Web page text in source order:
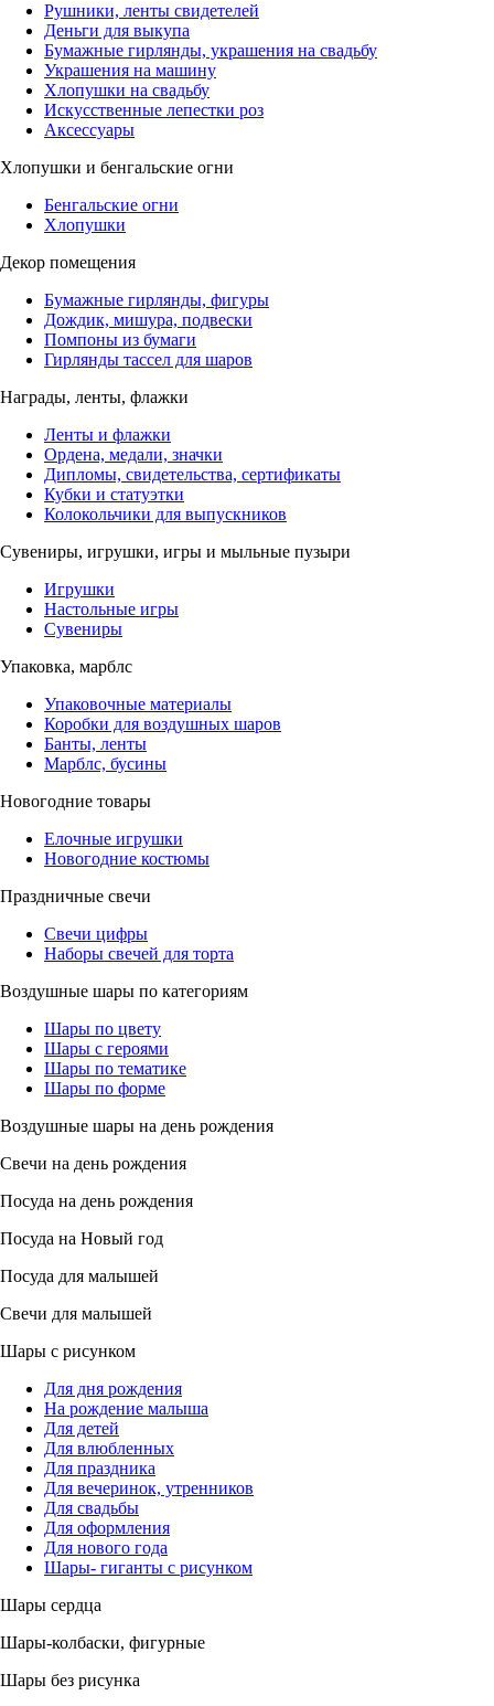
Рушники, ленты свидетелей
Деньги для выкупа
Бумажные гирлянды, украшения на свадьбу
Украшения на машину
Хлопушки на свадьбу
Искусственные лепестки роз
Аксессуары
Хлопушки и бенгальские огни
Бенгальские огни
Хлопушки
Декор помещения
Бумажные гирлянды, фигуры
Дождик, мишура, подвески
Помпоны из бумаги
Гирлянды тассел для шаров
Награды, ленты, флажки
Ленты и флажки
Ордена, медали, значки
Дипломы, свидетельства, сертификаты
Кубки и статуэтки
Колокольчики для выпускников
Сувениры, игрушки, игры и мыльные пузыри
Игрушки
Настольные игры
Сувениры
Упаковка, марблс
Упаковочные материалы
Коробки для воздушных шаров
Банты, ленты
Марблс, бусины
Новогодние товары
Елочные игрушки
Новогодние костюмы
Праздничные свечи
Свечи цифры
Наборы свечей для торта
Воздушные шары по категориям
Шары по цвету
Шары с героями
Шары по тематике
Шары по форме
Воздушные шары на день рождения
Свечи на день рождения
Посуда на день рождения
Посуда на Новый год
Посуда для малышей
Свечи для малышей
Шары с рисунком
Для дня рождения
На рождение малыша
Для детей
Для влюбленных
Для праздника
Для вечеринок, утренников
Для свадьбы
Для оформления
Для нового года
Шары- гиганты с рисунком
Шары сердца
Шары-колбаски, фигурные
Шары без рисунка